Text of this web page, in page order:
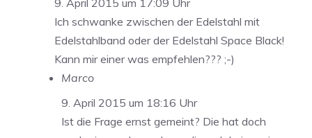
9. April 2015 um 17:09 Uhr
Ich schwanke zwischen der Edelstahl mit
Edelstahlband oder der Edelstahl Space Black!
Kann mir einer was empfehlen??? ;-)
Marco
9. April 2015 um 18:16 Uhr
Ist die Frage ernst gemeint? Die hat doch